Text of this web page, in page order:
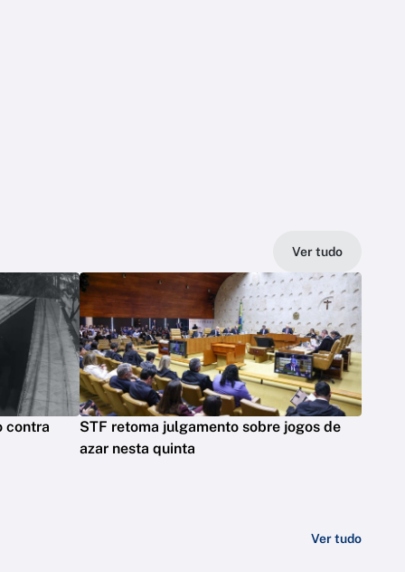
Ver tudo
contra
STF retoma julgamento sobre jogos de
azar nesta quinta
Ver tudo